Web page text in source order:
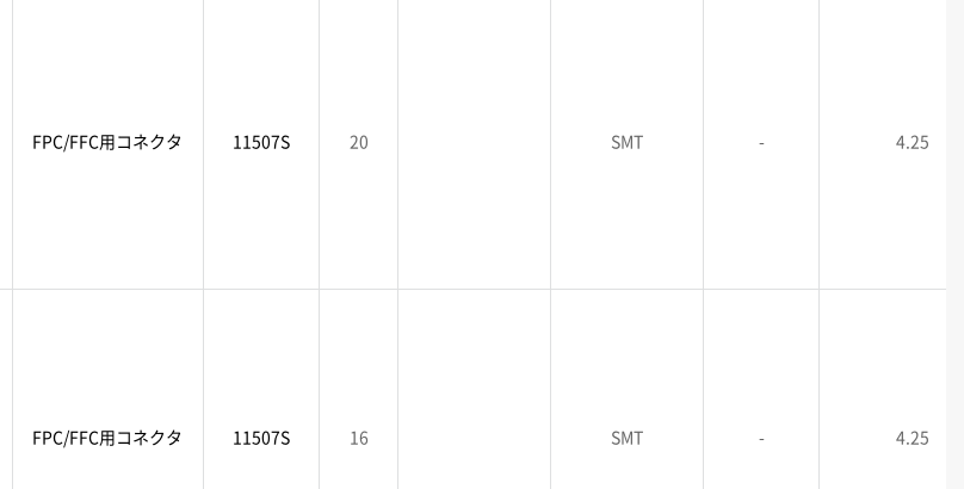
FPC/FFC用コネクタ 11507S 20 SMT - 4.25
FPC/FFC用コネクタ 11507S 16 SMT - 4.25